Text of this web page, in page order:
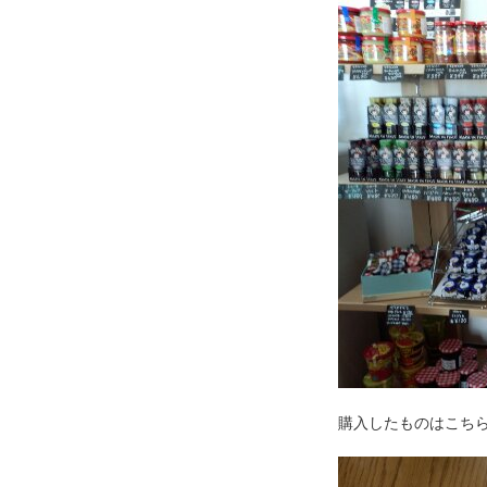
購入したものはこち